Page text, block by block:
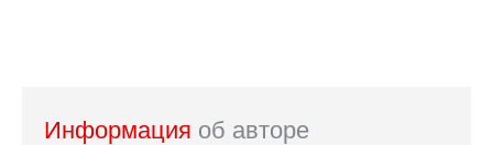
Информация об авторе